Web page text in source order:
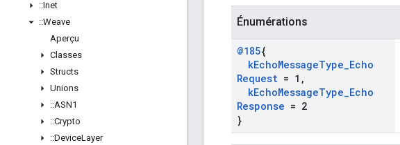
::Inet
::Weave
Aperçu
Classes
Structs
Unions
::ASN1
::Crypto
::DeviceLayer
Énumérations
@185{
kEchoMessageType_Echo
Request = 1 ,
kEchoMessageType_Echo
Response = 2
}